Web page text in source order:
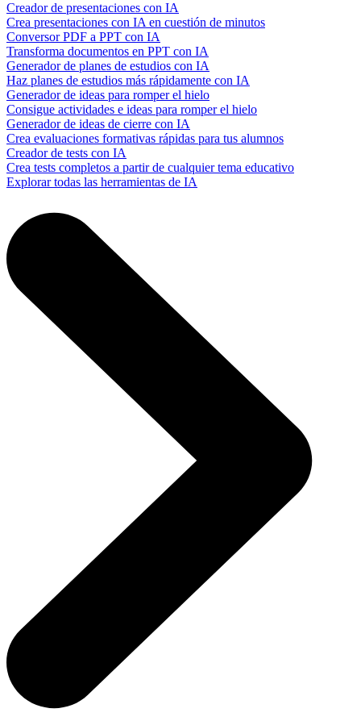
Creador de presentaciones con IA
Crea presentaciones con IA en cuestión de minutos
Conversor PDF a PPT con IA
Transforma documentos en PPT con IA
Generador de planes de estudios con IA
Haz planes de estudios más rápidamente con IA
Generador de ideas para romper el hielo
Consigue actividades e ideas para romper el hielo
Generador de ideas de cierre con IA
Crea evaluaciones formativas rápidas para tus alumnos
Creador de tests con IA
Crea tests completos a partir de cualquier tema educativo
Explorar todas las herramientas de IA